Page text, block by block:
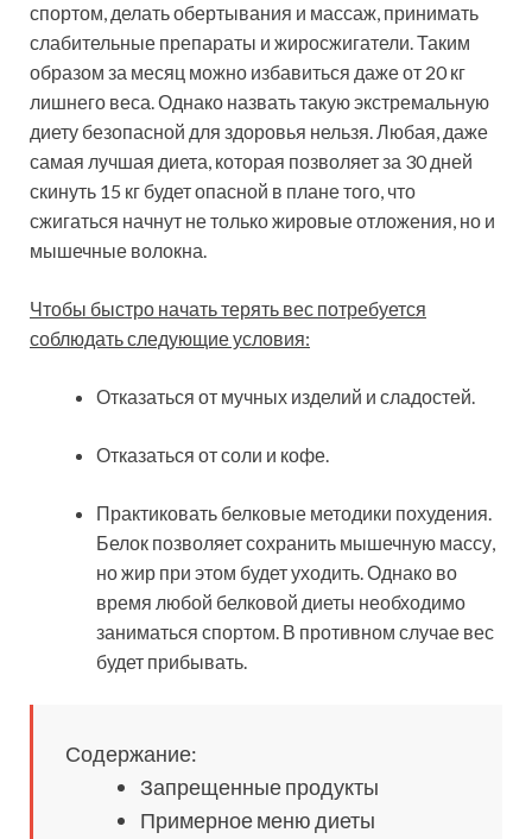
спортом, делать обертывания и массаж, принимать
слабительные препараты и жиросжигатели. Таким
образом за месяц можно избавиться даже от 20 кг
лишнего веса. Однако назвать такую экстремальную
диету безопасной для здоровья нельзя. Любая, даже
самая лучшая диета, которая позволяет за 30 дней
скинуть 15 кг будет опасной в плане того, что
сжигаться начнут не только жировые отложения, но и
мышечные волокна.
Чтобы быстро начать терять вес потребуется
соблюдать следующие условия:
Отказаться от мучных изделий и сладостей.
Отказаться от соли и кофе.
Практиковать белковые методики похудения.
Белок позволяет сохранить мышечную массу,
но жир при этом будет уходить. Однако во
время любой белковой диеты необходимо
заниматься спортом. В противном случае вес
будет прибывать.
Содержание:
Запрещенные продукты
Примерное меню диеты